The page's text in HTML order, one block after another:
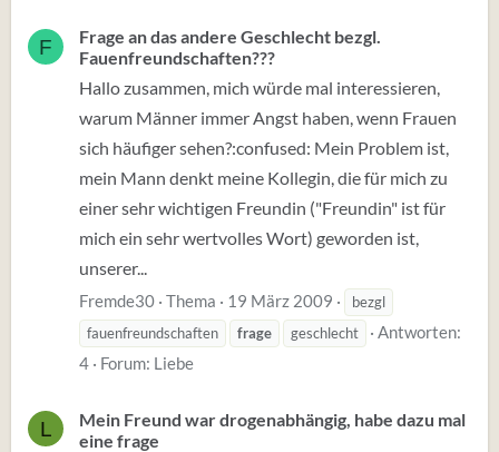
F
Frage an das andere Geschlecht bezgl.
Fauenfreundschaften???
Hallo zusammen, mich würde mal interessieren,
warum Männer immer Angst haben, wenn Frauen
sich häufiger sehen?:confused: Mein Problem ist,
mein Mann denkt meine Kollegin, die für mich zu
einer sehr wichtigen Freundin ("Freundin" ist für
mich ein sehr wertvolles Wort) geworden ist,
unserer...
Fremde30 Thema 19 März 2009
bezgl
fauenfreundschaften
frage geschlecht
Antworten:
4
Forum: Liebe
L
Mein Freund war drogenabhängig, habe dazu mal
eine frage